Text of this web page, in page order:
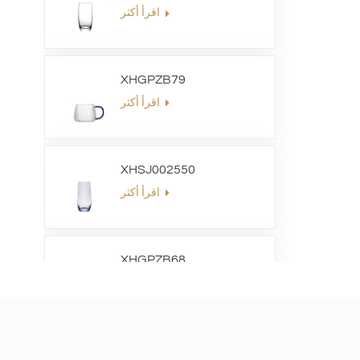
XHGPZB79
XHSJ002550
XHGPZB68